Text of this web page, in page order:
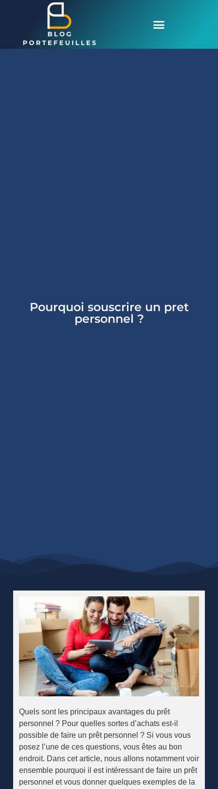
Pourquoi souscrire un pret
personnel ?
Quels sont les principaux avantages du prêt
personnel ? Pour quelles sortes d’achats est-il
possible de faire un prêt personnel ? Si vous vous
posez l’une de ces questions, vous êtes au bon
endroit. Dans cet article, nous allons notamment voir
ensemble pourquoi il est intéressant de faire un prêt
personnel et vous donner quelques exemples de la